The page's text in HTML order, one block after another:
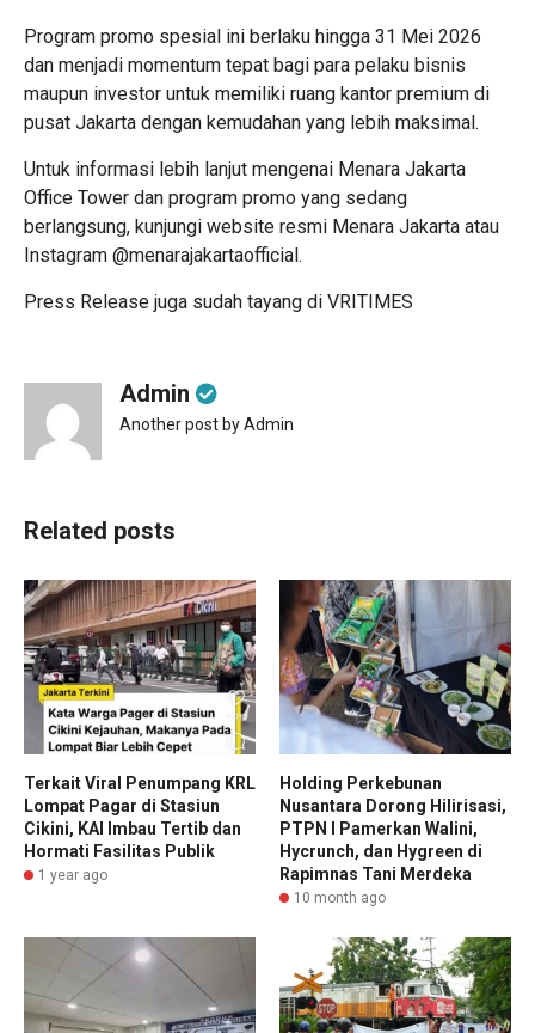
Program promo spesial ini berlaku hingga 31 Mei 2026
dan menjadi momentum tepat bagi para pelaku bisnis
maupun investor untuk memiliki ruang kantor premium di
pusat Jakarta dengan kemudahan yang lebih maksimal.
Untuk informasi lebih lanjut mengenai Menara Jakarta
Office Tower dan program promo yang sedang
berlangsung, kunjungi website resmi Menara Jakarta atau
Instagram @menarajakartaofficial.
Press Release juga sudah tayang di VRITIMES
Admin
Another post by Admin
Related posts
Terkait Viral Penumpang KRL
Lompat Pagar di Stasiun
Cikini, KAI Imbau Tertib dan
Hormati Fasilitas Publik
1 year ago
Holding Perkebunan
Nusantara Dorong Hilirisasi,
PTPN I Pamerkan Walini,
Hycrunch, dan Hygreen di
Rapimnas Tani Merdeka
10 month ago